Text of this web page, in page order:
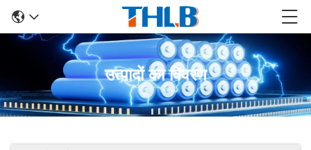
उत्पादों का विवरण